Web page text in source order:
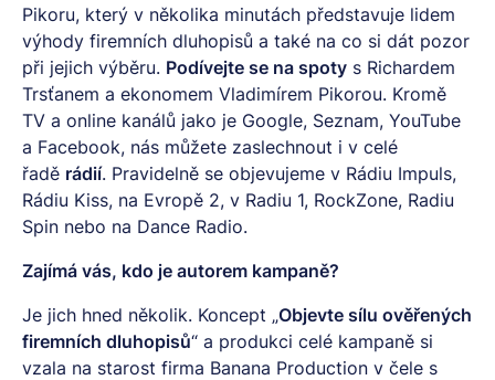
Pikoru, který v několika minutách představuje lidem
výhody firemních dluhopisů a také na co si dát pozor
při jejich výběru. Podívejte se na spoty s Richardem
Trsťanem a ekonomem Vladimírem Pikorou. Kromě
TV a online kanálů jako je Google, Seznam, YouTube
a Facebook, nás můžete zaslechnout i v celé
řadě rádií. Pravidelně se objevujeme v Rádiu Impuls,
Rádiu Kiss, na Evropě 2, v Radiu 1, RockZone, Radiu
Spin nebo na Dance Radio.
Zajímá vás, kdo je autorem kampaně?
Je jich hned několik. Koncept „Objevte sílu ověřených
firemních dluhopisů“ a produkci celé kampaně si
vzala na starost firma Banana Production v čele s